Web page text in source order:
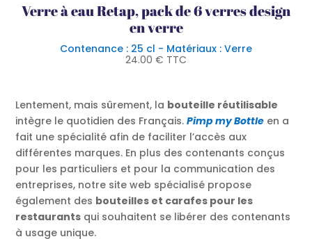
Verre à eau Retap, pack de 6 verres design
en verre
Contenance : 25 cl - Matériaux : Verre
24.00 € TTC
Lentement, mais sûrement, la bouteille réutilisable
intègre le quotidien des Français.Pimp my Bottle en a
fait une spécialité afin de faciliter l’accès aux
différentes marques. En plus des contenants conçus
pour les particuliers et pour la communication des
entreprises, notre site web spécialisé propose
également des bouteilles et carafes pour les
restaurants qui souhaitent se libérer des contenants
à usage unique.